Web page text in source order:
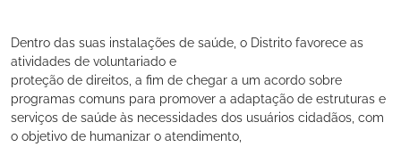
Dentro das suas instalações de saúde, o Distrito favorece as
atividades de voluntariado e
proteção de direitos, a fim de chegar a um acordo sobre
programas comuns para promover a adaptação de estruturas e
serviços de saúde às necessidades dos usuários cidadãos, com
o objetivo de humanizar o atendimento,